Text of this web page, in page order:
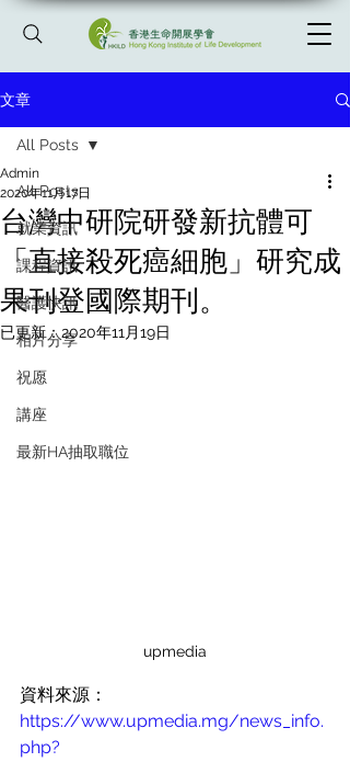
文章
All Posts
就業資訊
課程資訊
醫護快訊
相片分享
祝愿
講座
最新HA抽取職位
All Posts
台灣中研院研發新抗體可
「直接殺死癌細胞」研究成
果刊登國際期刊。
Admin
2020年11月17日
已更新：2020年11月19日
upmedia
資料來源：
https://www.upmedia.mg/news_info.
php?